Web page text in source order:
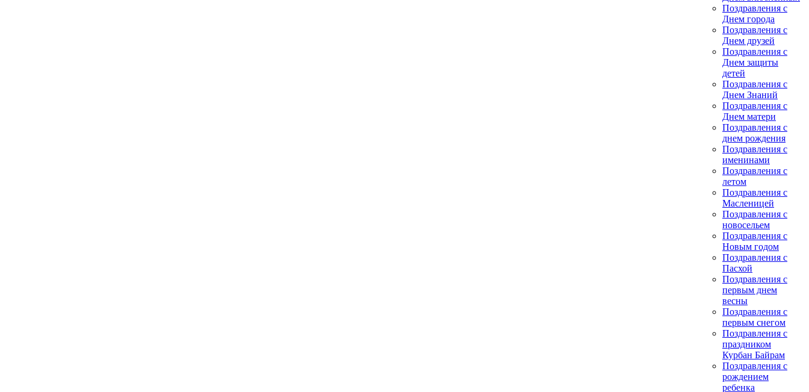
Поздравления с
Днем города
Поздравления с
Днем друзей
Поздравления с
Днем защиты
детей
Поздравления с
Днем Знаний
Поздравления с
Днем матери
Поздравления с
днем рождения
Поздравления с
именинами
Поздравления с
летом
Поздравления с
Масленицей
Поздравления с
новосельем
Поздравления с
Новым годом
Поздравления с
Пасхой
Поздравления с
первым днем
весны
Поздравления с
первым снегом
Поздравления с
праздником
Курбан Байрам
Поздравления с
рождением
ребенка